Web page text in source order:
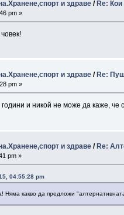
и здраве / Re:
pm »
и здраве / Re:
pm »
и никой не може да каже,
и здраве / Re:
pm »
04:55:28 pm
Няма какво да предложи